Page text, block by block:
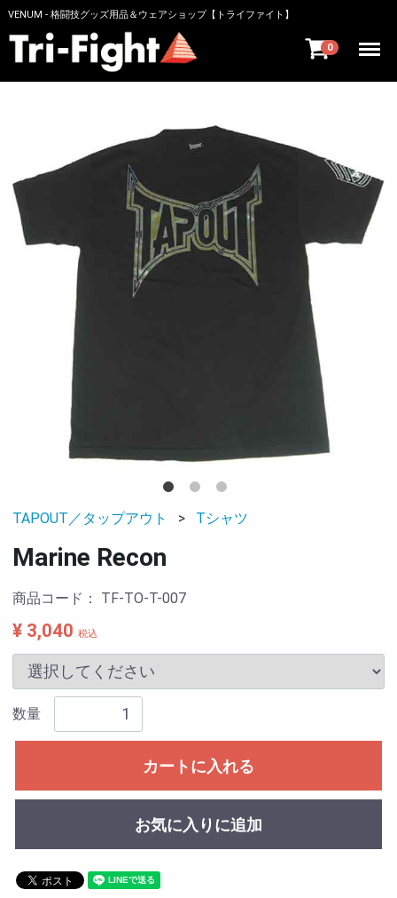
VENUM - 格闘技グッズ用品＆ウェアショップ【トライファイト】
0 Menu
TAPOUT／タップアウト Tシャツ
Marine Recon
商品コード： TF-TO-T-007
¥ 3,040 税込
数量
カートに入れる
お気に入りに追加